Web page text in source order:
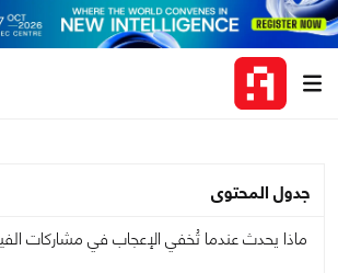
جدول المحتوى
ماذا يحدث عندما تُخفي الإعجاب في مشاركات